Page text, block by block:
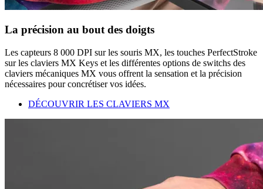
La précision au bout des doigts
Les capteurs 8 000 DPI sur les souris MX, les touches PerfectStroke
sur les claviers MX Keys et les différentes options de switchs des
claviers mécaniques MX vous offrent la sensation et la précision
nécessaires pour concrétiser vos idées.
DÉCOUVRIR LES CLAVIERS MX